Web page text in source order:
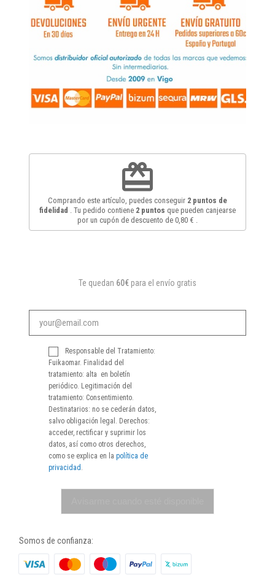
redeem
Comprando este artículo, puedes conseguir 2 puntos de
fidelidad
. Tu pedido contiene 2 puntos que pueden canjearse
por un cupón de descuento de 0,80 €
Te quedan 60€ para el envío gratis
Responsable del Tratamiento:
Fuikaomar. Finalidad del
tratamiento: alta en boletín
periódico. Legitimación del
tratamiento: Consentimiento.
Destinatarios: no se cederán datos,
salvo obligación legal. Derechos:
acceder, rectificar y suprimir los
datos, así como otros derechos,
como se explica en la política de
privacidad .
Somos de confianza: